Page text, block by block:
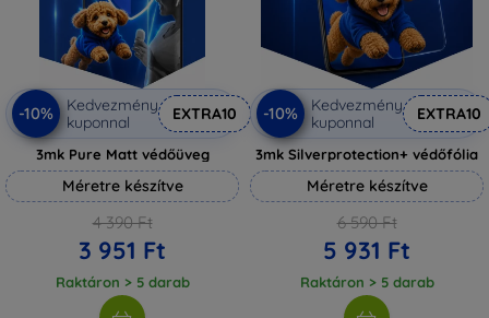
-10%
Kedvezmény
kuponnal
EXTRA10
3mk Pure Matt védőüveg
Méretre készítve
4 390 Ft
3 951 Ft
Raktáron > 5 darab
-10%
Kedvezmény
kuponnal
EXTRA10
3mk Silverprotection+ védőfólia
Méretre készítve
6 590 Ft
5 931 Ft
Raktáron > 5 darab